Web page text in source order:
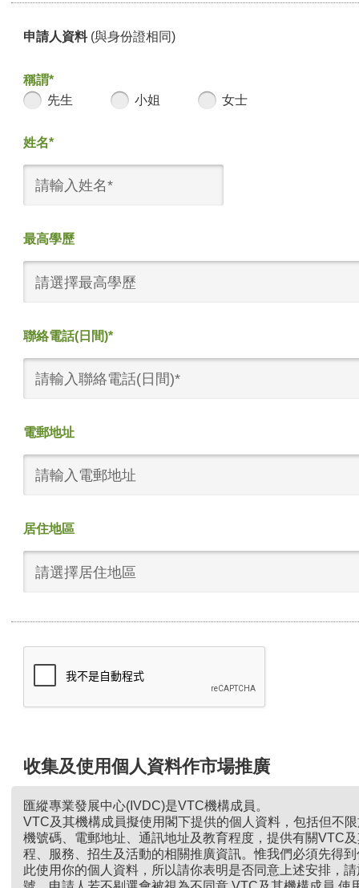
申請人資料 (與身份證相同)
稱謂*
先生
小姐 女士
姓名*
最高學歷
請選擇最高學歷
聯絡電話(日間)*
電郵地址
居住地區
請選擇居住地區
收集及使用個人資料作市場推廣
匯縱專業發展中心(IVDC)是VTC機構成員。
VTC及其機構成員擬使用閣下提供的個人資料，包括但不
機號碼、電郵地址、通訊地址及教育程度，提供有關VTC
程、服務、招生及活動的相關推廣資訊。惟我們必須先得
此使用你的個人資料，所以請你表明是否同意上述安排，